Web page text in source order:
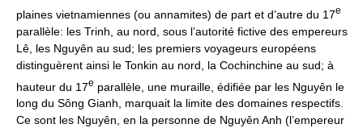
plaines vietnamiennes (ou annamites) de part et d’autre du 17e
parallèle: les Trinh, au nord, sous l’autorité fictive des empereurs
Lê, les Nguyên au sud; les premiers voyageurs européens
distinguèrent ainsi le Tonkin au nord, la Cochinchine au sud; à
hauteur du 17e parallèle, une muraille, édifiée par les Nguyên le
long du Sông Gianh, marquait la limite des domaines respectifs.
Ce sont les Nguyên, en la personne de Nguyên Anh (l’empereur